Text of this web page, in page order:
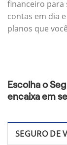
financeiro para
contas em dia
planos que
Escolha o
encaixa em
SEGURO DE